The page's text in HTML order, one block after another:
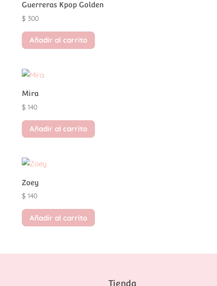
Guerreras Kpop Golden
$300
Añadir al carrito
Mira
$140
Añadir al carrito
Zoey
$140
Añadir al carrito
Tienda